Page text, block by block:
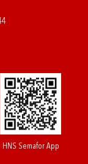
HNS Semafor App